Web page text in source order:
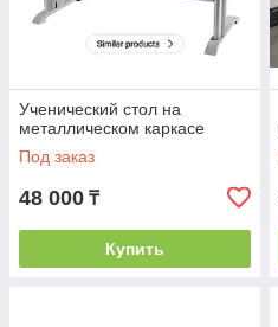
Ученический стол на
металлическом каркасе
Под заказ
48 000 ₸
Купить